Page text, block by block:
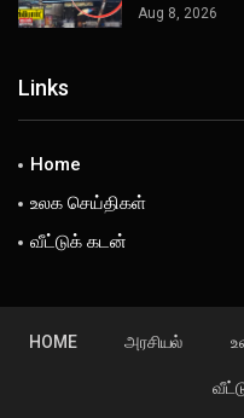
Aug 8, 2026
Links
Home
உலக செய்திகள்
வீட்டுக் கடன்
HOME அரசியல்